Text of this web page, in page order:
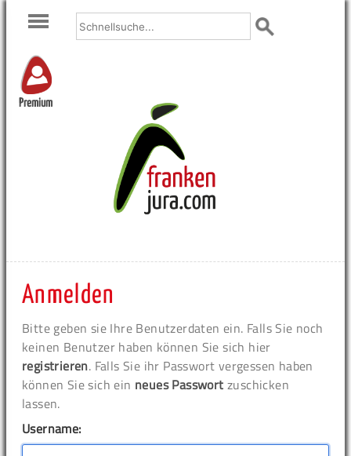
Premium
Anmelden
Bitte geben sie Ihre Benutzerdaten ein. Falls Sie noch
keinen Benutzer haben können Sie sich hier
registrieren. Falls Sie ihr Passwort vergessen haben
können Sie sich ein neues Passwort zuschicken
lassen.
Username: